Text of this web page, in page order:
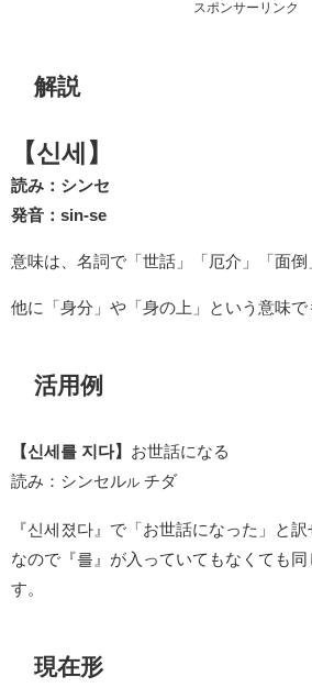
スポンサーリンク
解説
【신세】
読み：シンセ
発音：sin-se
意味は、名詞で「世話」「厄介」「面倒
他に「身分」や「身の上」という意味で
活用例
【신세를 지다】 お世話になる
読み：シンセルル チダ
『신세졌다』で「お世話になった」と訳
なので『를』が入っていてもなくても同
す。
現在形